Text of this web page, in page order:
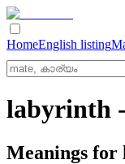
HomeEnglish listing
labyrinth
Meanings for